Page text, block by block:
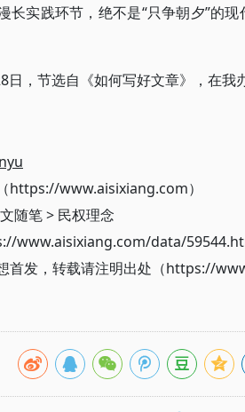
长实践环节，绝不是“只争朝夕”的
日，节选自《如何写好文章》，在我
https://www.aisixiang.com）
随笔> 民权理念
www.aisixiang.com/data/
首发，转载请注明出处（https://